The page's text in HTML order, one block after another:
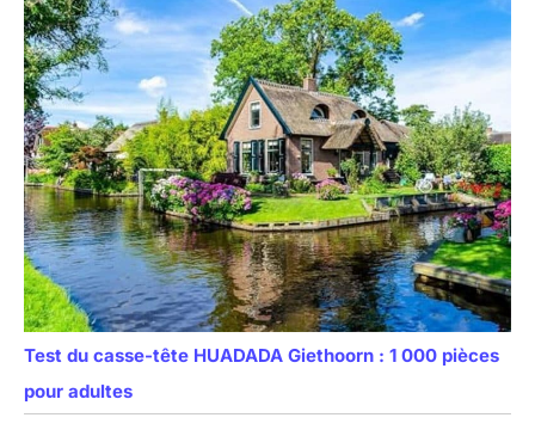
Test du casse-tête HUADADA Giethoorn : 1 000 pièces
pour adultes